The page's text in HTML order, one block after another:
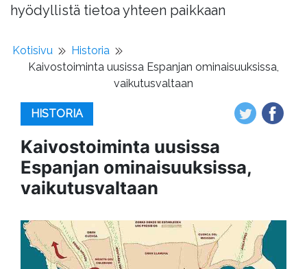
hyödyllistä tietoa yhteen paikkaan
Kotisivu
Historia
Kaivostoiminta uusissa Espanjan ominaisuuksissa,
vaikutusvaltaan
HISTORIA
Kaivostoiminta uusissa
Espanjan ominaisuuksissa,
vaikutusvaltaan